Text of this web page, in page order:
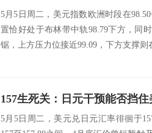
5月5日周二，美元指数欧洲时段在
置恰好处于布林带中轨98.79下方，同
锯，上方压力位接近99.09，下方支撑则
157生死关：日元干预能否挡
5月5日周二，美元兑日元汇率徘徊于